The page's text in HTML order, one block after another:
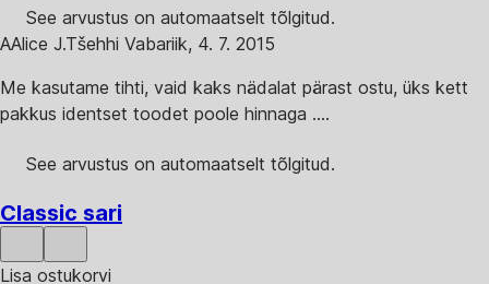
See arvustus on automaatselt tõlgitud.
AAlice J.Tšehhi Vabariik, 4. 7. 2015
Me kasutame tihti, vaid kaks nädalat pärast ostu, üks kett
pakkus identset toodet poole hinnaga ....
See arvustus on automaatselt tõlgitud.
Classic sari
Lisa ostukorvi